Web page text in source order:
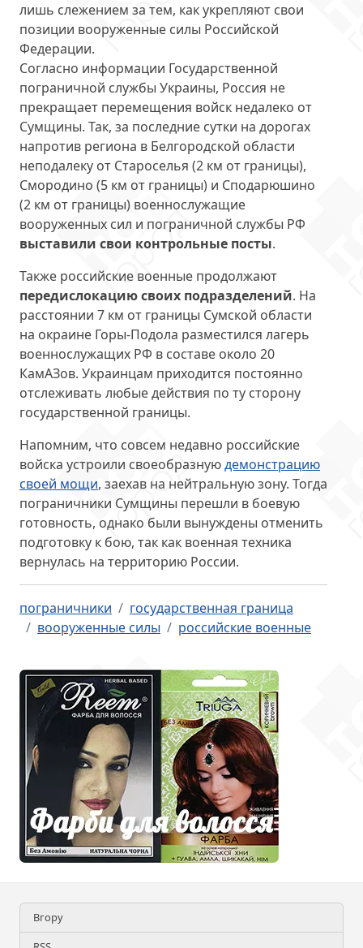
лишь слежением за тем, как укрепляют свои
позиции вооруженные силы Российской
Федерации.
Согласно информации Государственной
пограничной службы Украины, Россия не
прекращает перемещения войск недалеко от
Сумщины. Так, за последние сутки на дорогах
напротив региона в Белгородской области
неподалеку от Староселья (2 км от границы),
Смородино (5 км от границы) и Сподарюшино
(2 км от границы) военнослужащие
вооруженных сил и пограничной службы РФ
выставили свои контрольные посты.
Также российские военные продолжают
передислокацию своих подразделений. На
расстоянии 7 км от границы Сумской области
на окраине Горы-Подола разместился лагерь
военнослужащих РФ в составе около 20
КамАЗов. Украинцам приходится постоянно
отслеживать любые действия по ту сторону
государственной границы.
Напомним, что совсем недавно российские
войска устроили своеобразнуюдемонстрацию
своей мощи, заехав на нейтральную зону. Тогда
пограничники Сумщины перешли в боевую
готовность, однако были вынуждены отменить
подготовку к бою, так как военная техника
вернулась на территорию России.
пограничники
государственная граница
вооруженные силы
российские военные
Вгору